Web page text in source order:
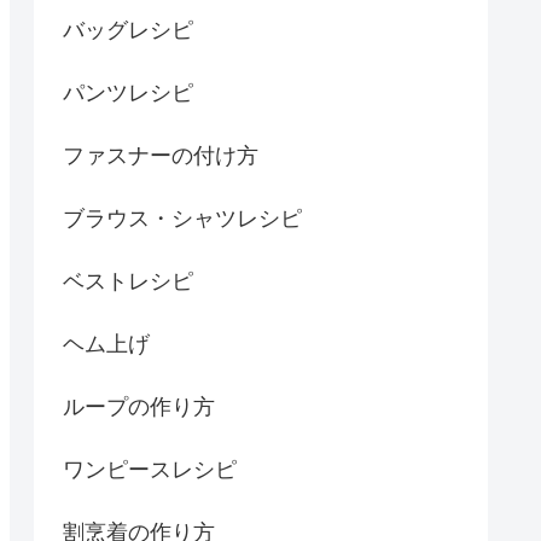
バッグレシピ
パンツレシピ
ファスナーの付け方
ブラウス・シャツレシピ
ベストレシピ
ヘム上げ
ループの作り方
ワンピースレシピ
割烹着の作り方